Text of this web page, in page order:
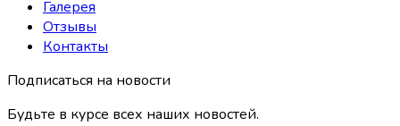
Галерея
Отзывы
Контакты
Подписаться на новости
Будьте в курсе всех наших новостей.